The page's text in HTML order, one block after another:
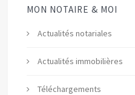
MON NOTAIRE & MOI
Actualités notariales
Actualités immobilières
Téléchargements